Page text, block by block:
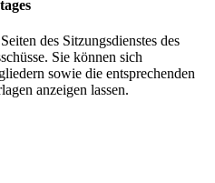
des Sitzungsdienstes des
Sie können sich
sowie die entsprechenden
anzeigen lassen.